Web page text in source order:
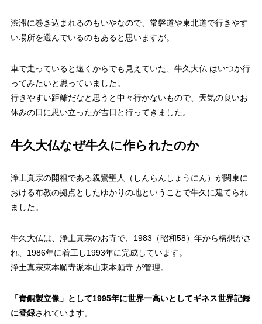
渋滞に巻き込まれるのもいやなので、常磐道や東北道で行きやす
い場所を選んでいるのもあると思いますが。
車で走っていると遠くからでも見えていた、牛久大仏 はいつか行
ってみたいと思っていました。
行きやすい距離だなと思うと中々行かないもので、天気の良いお
休みの日に思い立ったが吉日と行ってきました。
牛久大仏なぜ牛久に作られたのか
浄土真宗の開祖である親鸞聖人（しんらんしょうにん）が関東に
おける布教の拠点としたゆかりの地ということで牛久に建てられ
ました。
牛久大仏は、浄土真宗のお寺で、1983（昭和58）年から構想がさ
れ、1986年に着工し1993年に完成しています。
浄土真宗東本願寺派本山東本願寺 が管理。
「青銅製立像」として1995年に世界一高いとしてギネス世界記録
に登録されています。